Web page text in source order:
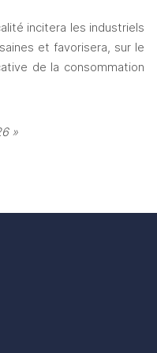
incitera les industriels
et favorisera, sur le
de la consommation
»